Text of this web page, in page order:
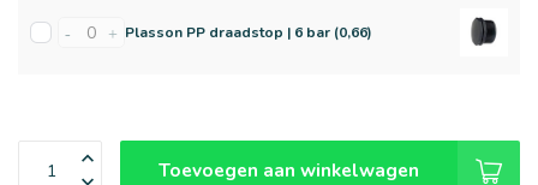
- + Plasson PP draadstop | 6 bar (0,66)
Toevoegen aan winkelwagen